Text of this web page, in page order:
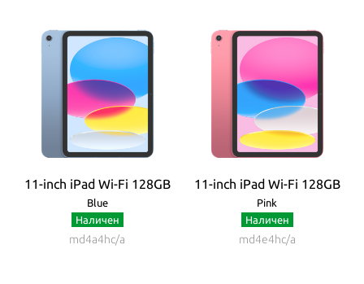
11-inch iPad Wi-Fi 128GB
Blue
Наличен
md4a4hc/a
11-inch iPad Wi-Fi 128GB
Pink
Наличен
md4e4hc/a